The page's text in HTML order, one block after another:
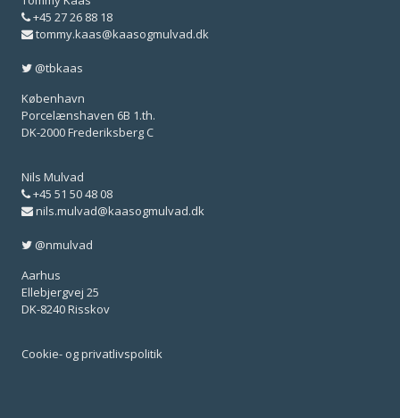
+45 27 26 88 18
tommy.kaas@kaasogmulvad.dk
@tbkaas
København
Porcelænshaven 6B 1.th.
DK-2000 Frederiksberg C
Nils Mulvad
+45 51 50 48 08
nils.mulvad@kaasogmulvad.dk
@nmulvad
Aarhus
Ellebjergvej 25
DK-8240 Risskov
Cookie- og privatlivspolitik